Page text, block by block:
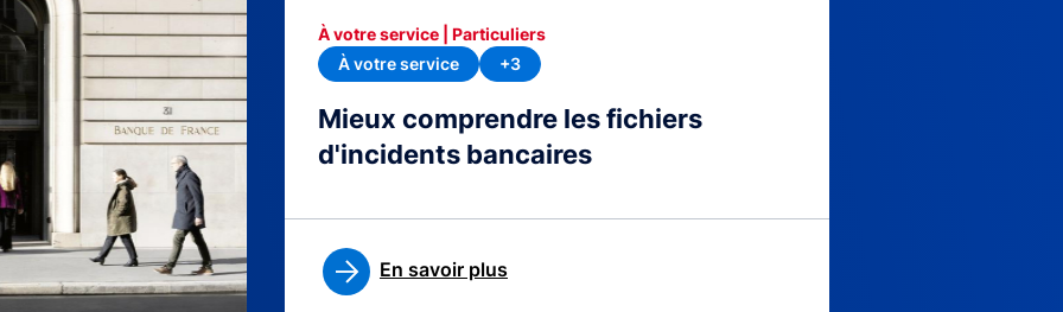
Mieux comprendre les fichiers
d'incidents bancaires
À votre service | Particuliers
À votre service
+3
En savoir plus